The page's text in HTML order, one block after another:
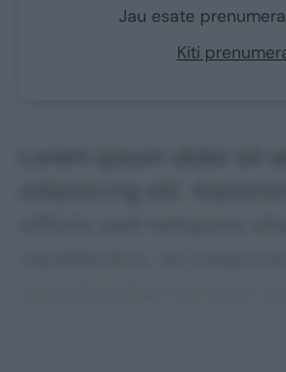
Jau esate
Kiti